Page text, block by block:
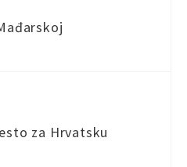
za Hrvatsku